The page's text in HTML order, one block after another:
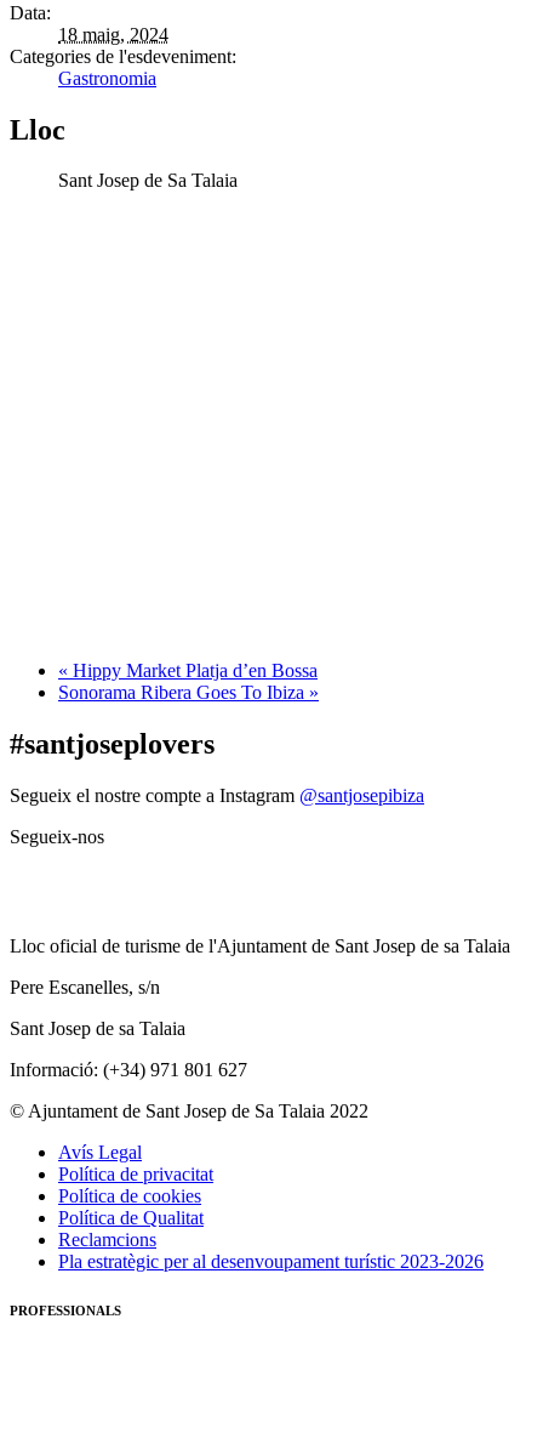
Data:
18 maig, 2024
Categories de l'esdeveniment:
Gastronomia
Lloc
Sant Josep de Sa Talaia
« Hippy Market Platja d’en Bossa
Sonorama Ribera Goes To Ibiza »
#santjoseplovers
Segueix el nostre compte a Instagram @santjosepibiza
Segueix-nos
Lloc oficial de turisme de l'Ajuntament de Sant Josep de sa Talaia
Pere Escanelles, s/n
Sant Josep de sa Talaia
Informació: (+34) 971 801 627
© Ajuntament de Sant Josep de Sa Talaia 2022
Avís Legal
Política de privacitat
Política de cookies
Política de Qualitat
Reclamcions
Pla estratègic per al desenvoupament turístic 2023-2026
PROFESSIONALS